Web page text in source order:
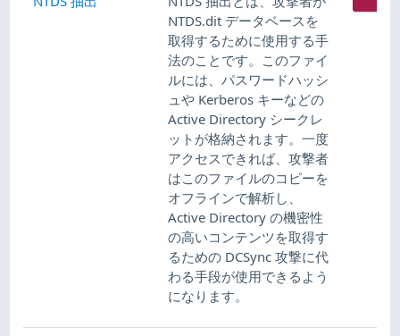
NTDS.dit データベースを
取得するために使用する手
法のことです。このファイ
ルには、パスワードハッシ
ュや Kerberos キーなどの
Active Directory シークレ
ットが格納されます。一度
アクセスできれば、攻撃者
はこのファイルのコピーを
オフラインで解析し、
Active Directory の機密性
の高いコンテンツを取得す
るための DCSync 攻撃に代
わる手段が使用できるよう
になります。